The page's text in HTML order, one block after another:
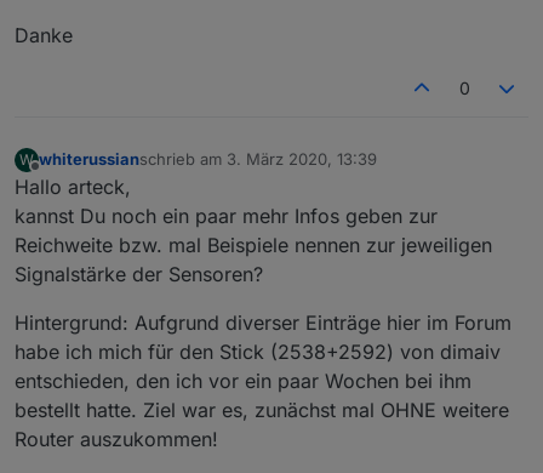
Danke
0
W
Offline
whiterussianschrieb am 3. März 2020, 13:39
zuletzt editiert von
Hallo arteck,
kannst Du noch ein paar mehr Infos geben zur
Reichweite bzw. mal Beispiele nennen zur jeweiligen
Signalstärke der Sensoren?
Hintergrund: Aufgrund diverser Einträge hier im Forum
habe ich mich für den Stick (2538+2592) von dimaiv
entschieden, den ich vor ein paar Wochen bei ihm
bestellt hatte. Ziel war es, zunächst mal OHNE weitere
Router auszukommen!